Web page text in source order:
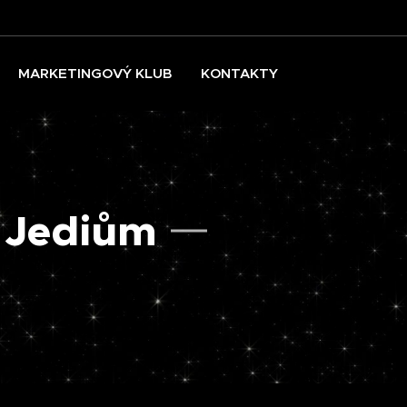
MARKETINGOVÝ KLUB KONTAKTY